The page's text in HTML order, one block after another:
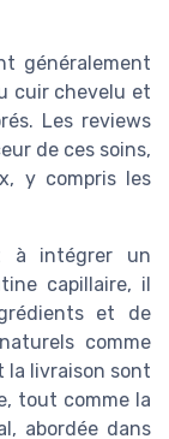
généralement
cuir chevelu et
Les reviews
de ces soins,
y compris les
à intégrer un
capillaire, il
et de
comme
la livraison sont
tout comme la
abordée dans